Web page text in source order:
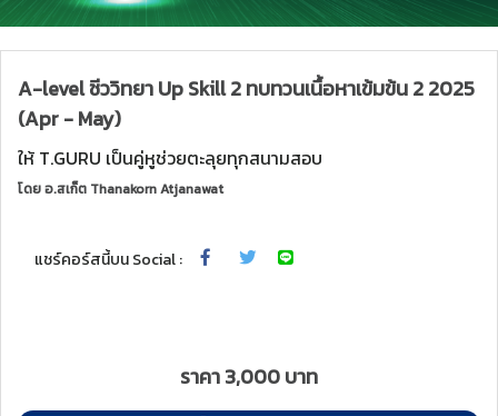
A-level ชีววิทยา Up Skill 2 ทบทวนเนื้อหาเข้มข้น 2 2025
(Apr - May)
ให้ T.GURU เป็นคู่หูช่วยตะลุยทุกสนามสอบ
โดยอ.สเก็ต Thanakorn Atjanawat
แชร์คอร์สนี้บน Social :
ราคา 3,000 บาท